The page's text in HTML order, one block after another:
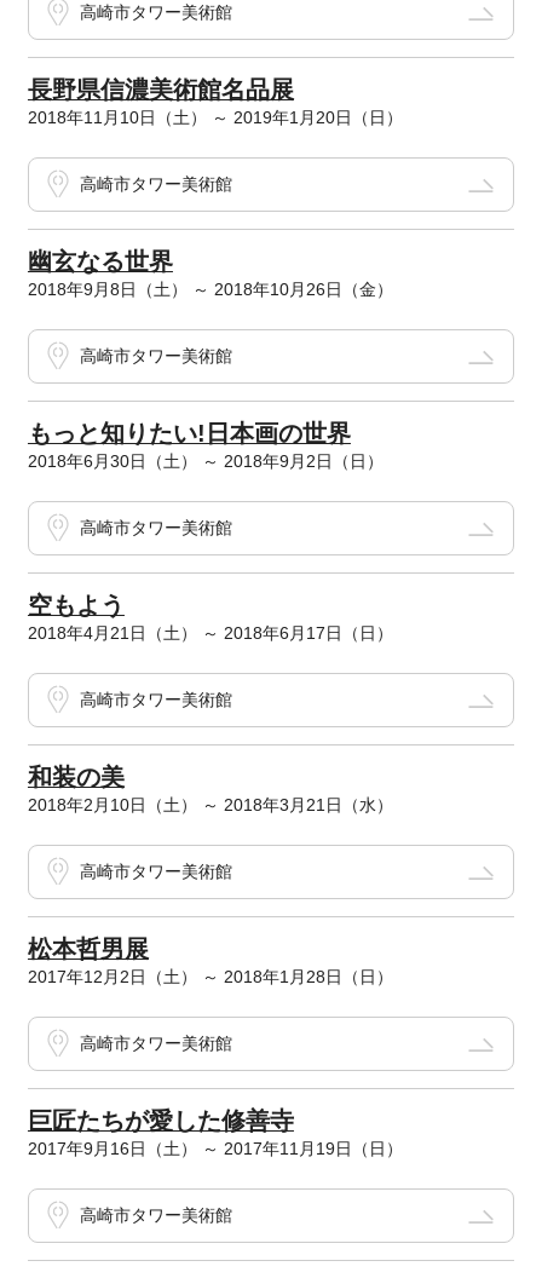
高崎市タワー美術館
長野県信濃美術館名品展
2018年11月10日（土） ～ 2019年1月20日（日）
高崎市タワー美術館
幽玄なる世界
2018年9月8日（土） ～ 2018年10月26日（金）
高崎市タワー美術館
もっと知りたい!日本画の世界
2018年6月30日（土） ～ 2018年9月2日（日）
高崎市タワー美術館
空もよう
2018年4月21日（土） ～ 2018年6月17日（日）
高崎市タワー美術館
和装の美
2018年2月10日（土） ～ 2018年3月21日（水）
高崎市タワー美術館
松本哲男展
2017年12月2日（土） ～ 2018年1月28日（日）
高崎市タワー美術館
巨匠たちが愛した修善寺
2017年9月16日（土） ～ 2017年11月19日（日）
高崎市タワー美術館